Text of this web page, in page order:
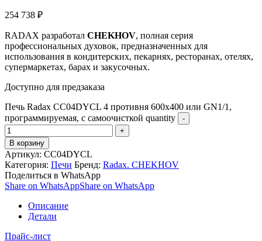
254 738 ₽
RADAX разработал CHEKHOV, полная серия
профессиональных духовок, предназначенных для
использования в кондитерских, пекарнях, ресторанах, отелях,
супермаркетах, барах и закусочных.
Доступно для предзаказа
Печь Radax CC04DYCL 4 противня 600х400 или GN1/1,
программируемая, с самоочисткой quantity
В корзину
Артикул: CC04DYCL
Категория: Печи Бренд: Radax. CHEKHOV
Поделиться в WhatsApp
Share on WhatsAppShare on WhatsApp
Описание
Детали
Прайс-лист